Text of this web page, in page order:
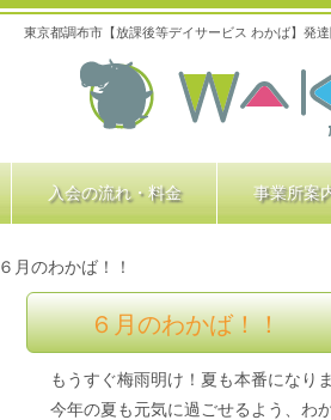
東京都調布市【放課後等デイサービス わかば】発
入会の流れ・料金 事業所案
６月のわかば！！
６月のわかば！！
もうすぐ梅雨明け！夏も本番になり
今年の夏も元気に過ごせるよう、わ